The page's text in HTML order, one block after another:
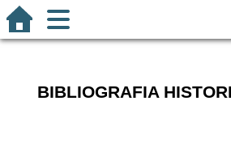
BIBLIOGRAFIA